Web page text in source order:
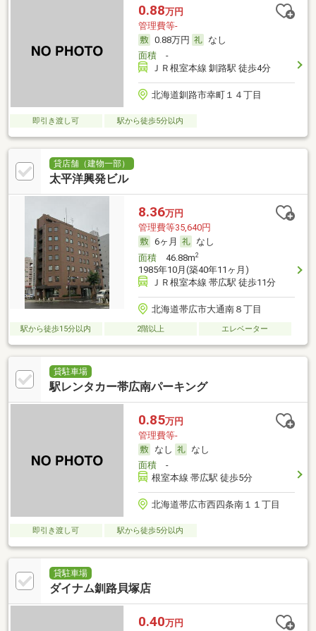
0.88万円
管理費等-
0.88万円
なし
面積-
ＪＲ根室本線 釧路駅 徒歩4分
北海道釧路市幸町１４丁目
即引き渡し可 駅から徒歩5分以内
貸店舗（建物一部）
太平洋興発ビル
8.36万円
管理費等35,640円
6ヶ月
なし
面積46.88m2
1985年10月(築40年11ヶ月)
ＪＲ根室本線 帯広駅 徒歩11分
北海道帯広市大通南８丁目
駅から徒歩15分以内 2階以上 エレベーター
貸駐車場
駅レンタカー帯広南パーキング
0.85万円
管理費等-
なし
なし
面積-
根室本線 帯広駅 徒歩5分
北海道帯広市西四条南１１丁目
即引き渡し可 駅から徒歩5分以内
貸駐車場
ダイナム釧路貝塚店
0.40万円